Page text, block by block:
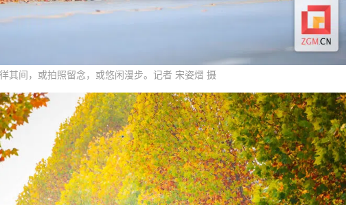
其间，或拍照留念，或悠闲漫步。记者 宋姿熠 摄